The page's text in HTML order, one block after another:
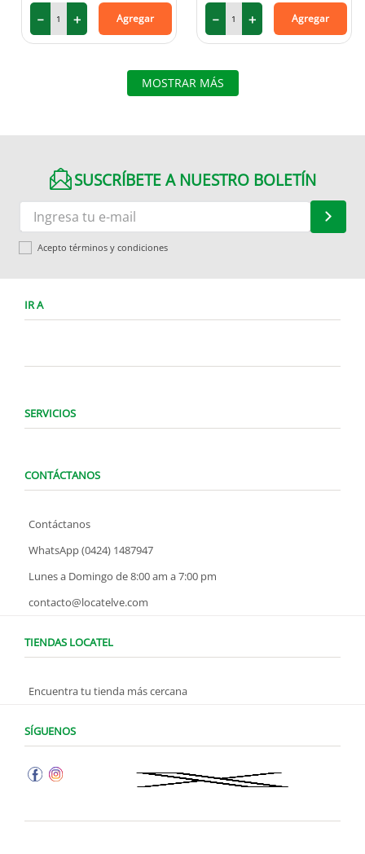
＋
－ Agregar
＋
－ Agregar
MOSTRAR MÁS
SUSCRÍBETE A NUESTRO BOLETÍN
Acepto términos y condiciones
IR A
SERVICIOS
CONTÁCTANOS
Contáctanos
WhatsApp (0424) 1487947
Lunes a Domingo de 8:00 am a 7:00 pm
contacto@locatelve.com
TIENDAS LOCATEL
Encuentra tu tienda más cercana
SÍGUENOS